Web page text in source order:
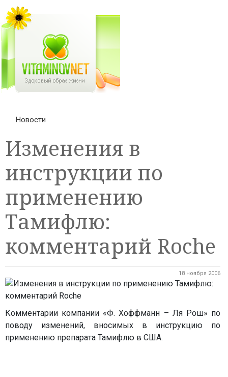
Новости
Изменения в
инструкции по
применению
Тамифлю:
комментарий Roche
18 ноября 2006
Комментарии компании «Ф. Хоффманн – Ля Рош» по
поводу изменений, вносимых в инструкцию по
применению препарата Тамифлю в США.